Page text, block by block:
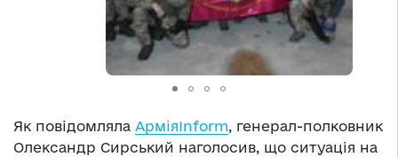
Як повідомляла АрміяInform, генерал-полковник
Олександр Сирський наголосив, що ситуація на